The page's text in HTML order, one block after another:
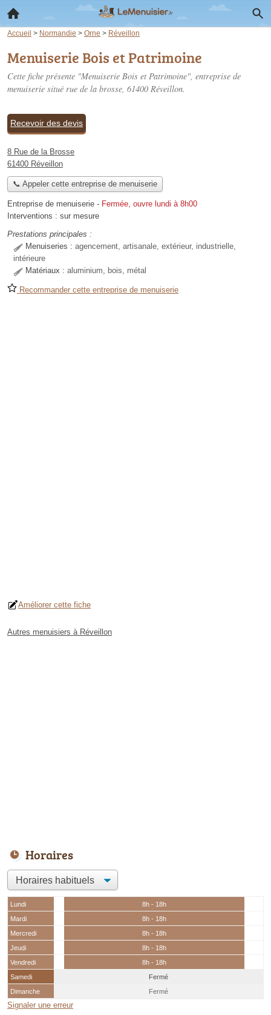
Accueil > Normandie > Orne > Réveillon
Menuiserie Bois et Patrimoine
Cette fiche présente "Menuiserie Bois et Patrimoine", entreprise de
menuiserie situé rue de la brosse, 61400 Réveillon.
Recevoir des devis
8 Rue de la Brosse
61400 Réveillon
📞 Appeler cette entreprise de menuiserie
Entreprise de menuiserie - Fermée, ouvre lundi à 8h00
Interventions : sur mesure
Prestations principales :
Menuiseries : agencement, artisanale, extérieur, industrielle,
intérieure
Matériaux : aluminium, bois, métal
Recommander cette entreprise de menuiserie
Améliorer cette fiche
Autres menuisiers à Réveillon
Horaires
Lundi
8h - 18h
Mardi
8h - 18h
Mercredi
8h - 18h
Jeudi
8h - 18h
Vendredi
8h - 18h
Samedi
Fermé
Dimanche
Fermé
Signaler une erreur